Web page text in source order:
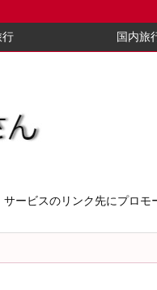
国内旅
ビスのリンク先にプロモ